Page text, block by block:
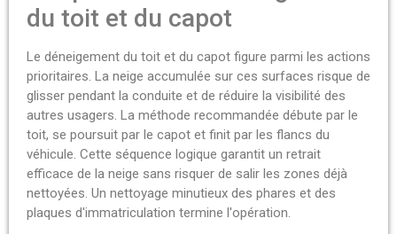
du toit et du capot
Le déneigement du toit et du capot figure parmi les actions
prioritaires. La neige accumulée sur ces surfaces risque de
glisser pendant la conduite et de réduire la visibilité des
autres usagers. La méthode recommandée débute par le
toit, se poursuit par le capot et finit par les flancs du
véhicule. Cette séquence logique garantit un retrait
efficace de la neige sans risquer de salir les zones déjà
nettoyées. Un nettoyage minutieux des phares et des
plaques d'immatriculation termine l'opération.